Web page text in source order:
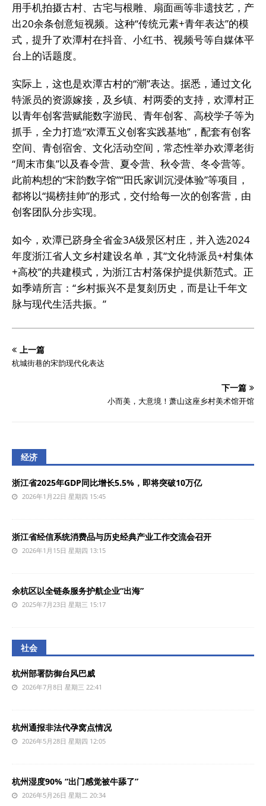
用手机拍摄古村、古宅与根雕、扇面画等非遗技艺，产
出20余条创意短视频。这种“传统元素+青年表达”的模
式，提升了欢潭村在抖音、小红书、视频号等自媒体平
台上的话题度。
实际上，这也是欢潭古村的“潮”表达。据悉，通过文化
特派员的资源嫁接，及乡镇、村两委的支持，欢潭村正
以青年创客营赋能数字游民、青年创客、高校学子等为
抓手，全力打造“欢潭五义创客实践基地”，配套有创客
空间、青创宿舍、文化活动空间，常态性举办欢潭老街
“周末市集”以及春令营、夏令营、秋令营、冬令营等。
此前构想的“宋韵数字馆”“田氏家训沉浸体验”等项目，
都将以“揭榜挂帅”的形式，交付给每一次的创客营，由
创客团队分步实现。
如今，欢潭已跻身全省金3A级景区村庄，并入选2024
年度浙江省人文乡村建设名单，其“文化特派员+村集体
+高校”的共建模式，为浙江古村落保护提供新范式。正
如季靖所言：“乡村振兴不是复刻历史，而是让千年文
脉与现代生活共振。”
上一篇
杭城街巷的宋韵现代化表达
下一篇
小而美，大意境！萧山这座乡村美术馆开馆
经济
浙江省2025年GDP同比增长5.5%，即将突破10万亿
2026年1月22日 星期四 15:45
浙江省经信系统消费品与历史经典产业工作交流会召开
2026年1月15日 星期四 13:15
余杭区以全链条服务护航企业“出海”
2025年7月23日 星期三 15:17
社会
杭州部署防御台风巴威
2026年7月8日 星期三 22:41
杭州通报非法代孕窝点情况
2026年5月28日 星期四 12:05
杭州湿度90% “出门感觉被牛舔了”
2026年5月26日 星期二 20:34